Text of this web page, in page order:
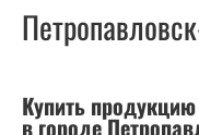
Купить
в городе